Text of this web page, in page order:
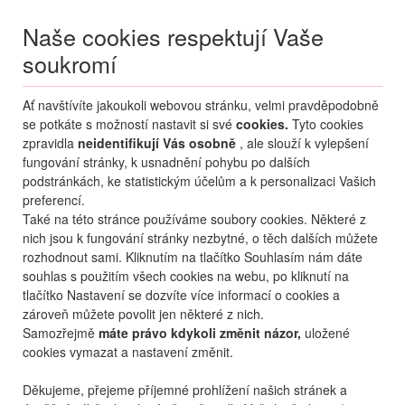
Naše cookies respektují Vaše
soukromí
Ať navštívíte jakoukoli webovou stránku, velmi pravděpodobně
se potkáte s možností nastavit si své cookies. Tyto cookies
zpravidla neidentifikují Vás osobně , ale slouží k vylepšení
fungování stránky, k usnadnění pohybu po dalších
podstránkách, ke statistickým účelům a k personalizaci Vašich
preferencí.
Také na této stránce používáme soubory cookies. Některé z
nich jsou k fungování stránky nezbytné, o těch dalších můžete
rozhodnout sami. Kliknutím na tlačítko Souhlasím nám dáte
souhlas s použitím všech cookies na webu, po kliknutí na
tlačítko Nastavení se dozvíte více informací o cookies a
zároveň můžete povolit jen některé z nich.
Samozřejmě máte právo kdykoli změnit názor, uložené
cookies vymazat a nastavení změnit.
Děkujeme, přejeme příjemné prohlížení našich stránek a
Menu
MojePřihlášení
+420 270 007 007 po - ne 8 - 21 hod.